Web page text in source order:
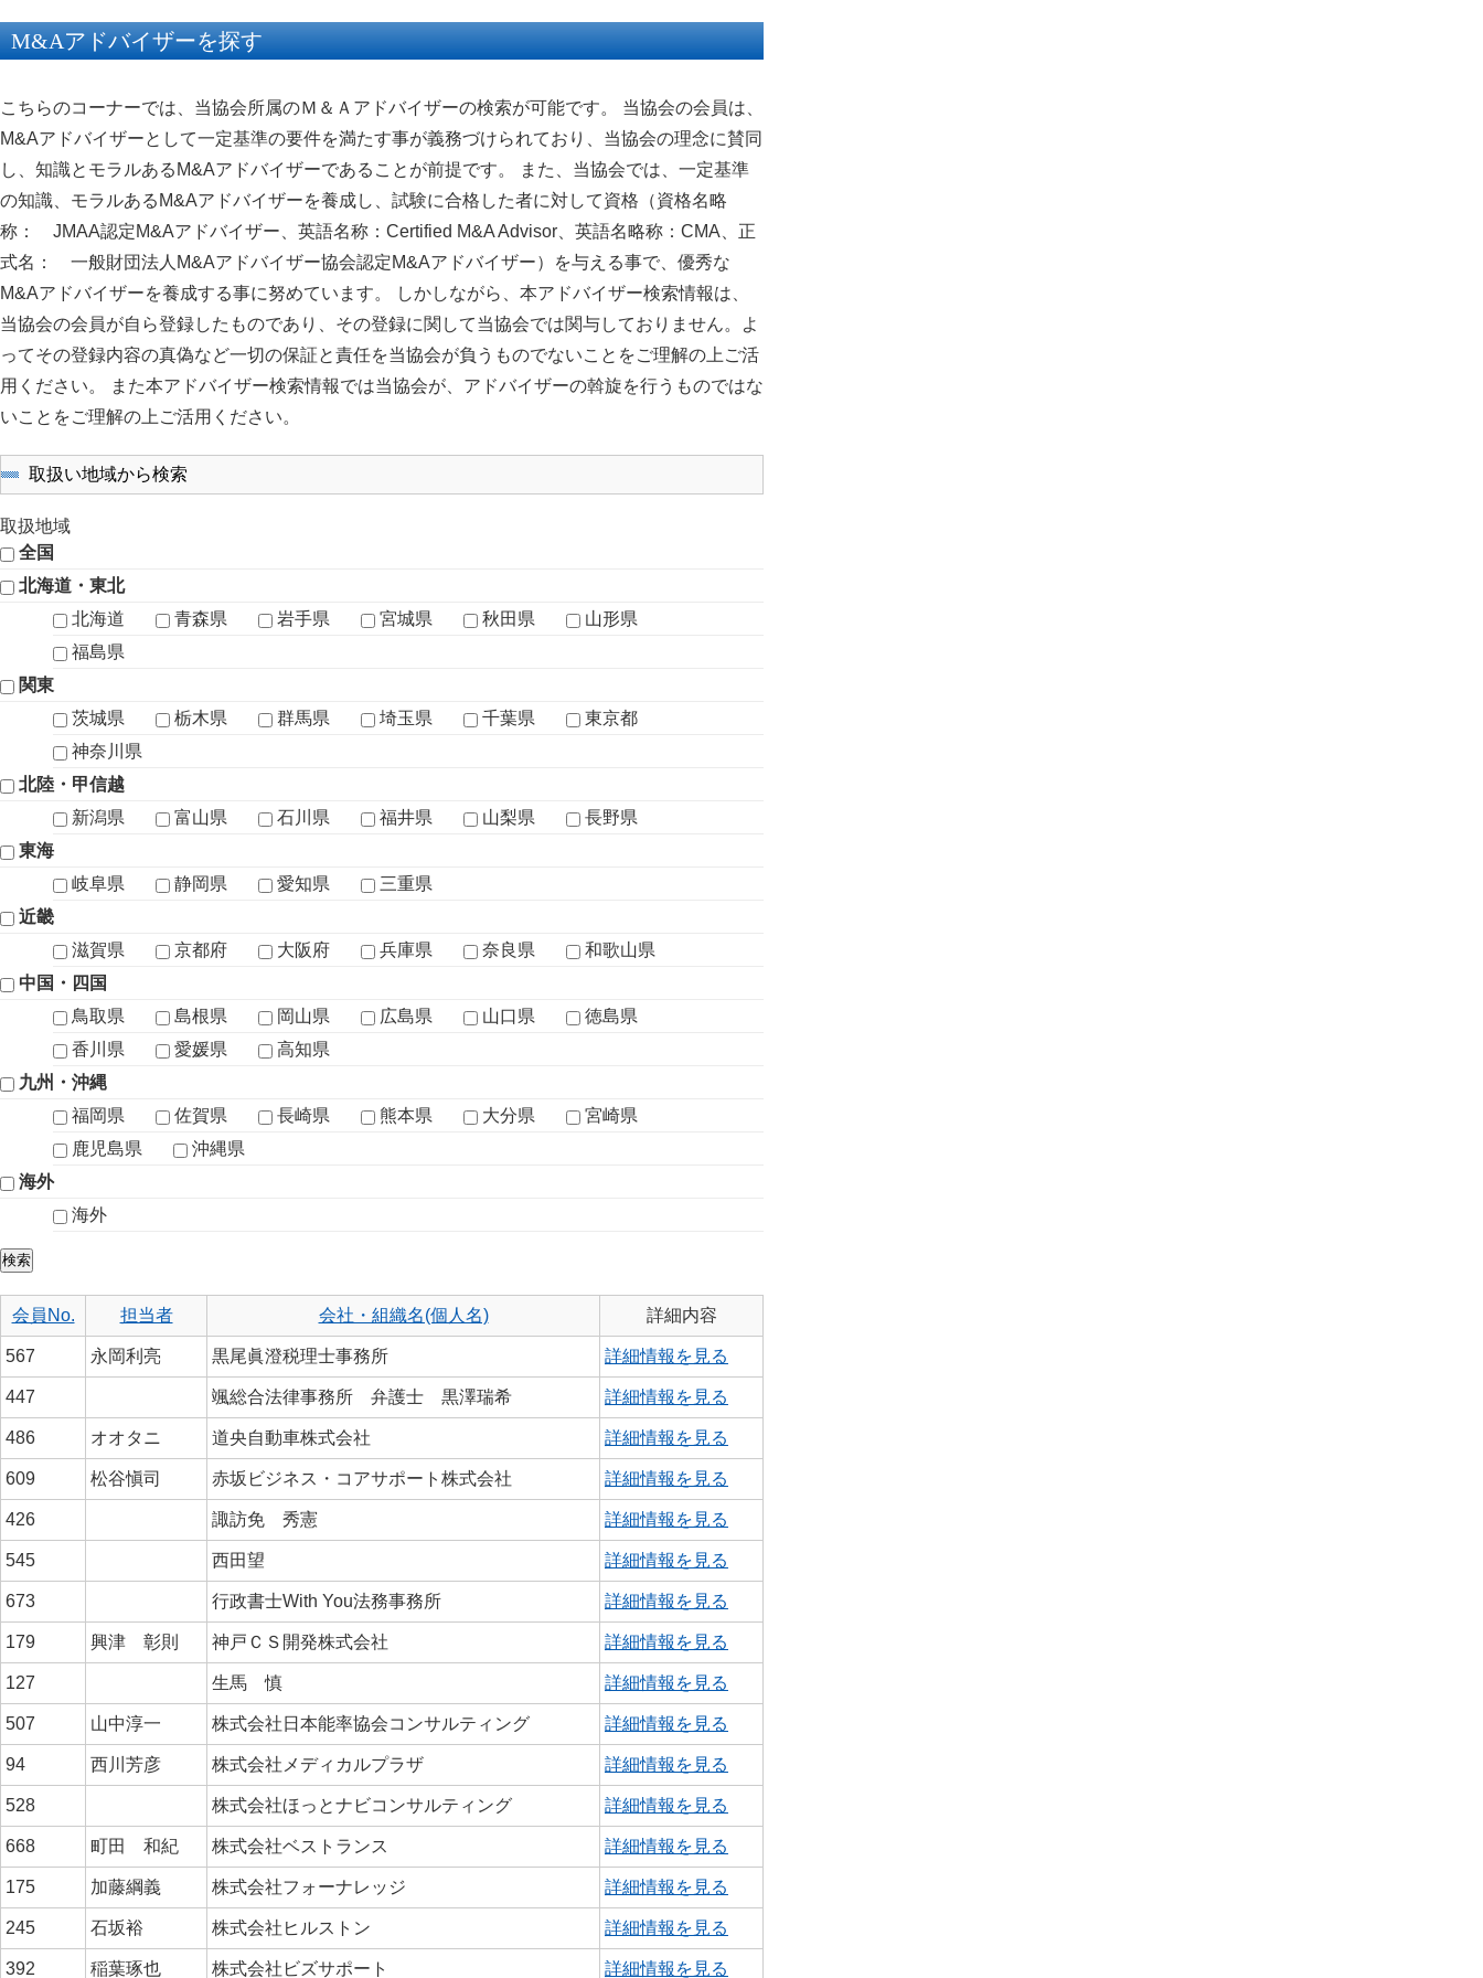
M&Aアドバイザーを探す
こちらのコーナーでは、当協会所属のＭ＆Ａアドバイザーの検索が可能です。 当協会の会員は、
M&Aアドバイザーとして一定基準の要件を満たす事が義務づけられており、当協会の理念に賛同
し、知識とモラルあるM&Aアドバイザーであることが前提です。 また、当協会では、一定基準
の知識、モラルあるM&Aアドバイザーを養成し、試験に合格した者に対して資格（資格名略
称： JMAA認定M&Aアドバイザー、英語名称：Certified M&A Advisor、英語名略称：CMA、正
式名： 一般財団法人M&Aアドバイザー協会認定M&Aアドバイザー）を与える事で、優秀な
M&Aアドバイザーを養成する事に努めています。 しかしながら、本アドバイザー検索情報は、
当協会の会員が自ら登録したものであり、その登録に関して当協会では関与しておりません。よ
ってその登録内容の真偽など一切の保証と責任を当協会が負うものでないことをご理解の上ご活
用ください。 また本アドバイザー検索情報では当協会が、アドバイザーの斡旋を行うものではな
いことをご理解の上ご活用ください。
取扱い地域から検索
取扱地域
全国
北海道・東北
北海道
青森県 岩手県 宮城県 秋田県
山形県
福島県
関東
茨城県
栃木県 群馬県 埼玉県 千葉県
東京都
神奈川県
北陸・甲信越
新潟県
富山県 石川県 福井県 山梨県
長野県
東海
岐阜県
静岡県 愛知県
三重県
近畿
滋賀県
京都府 大阪府 兵庫県 奈良県
和歌山県
中国・四国
鳥取県
島根県 岡山県 広島県 山口県
徳島県
香川県
愛媛県
高知県
九州・沖縄
福岡県
佐賀県 長崎県 熊本県 大分県
宮崎県
鹿児島県
沖縄県
海外
海外
会員No. 担当者 会社・組織名(個人名) 詳細内容
567 永岡利亮 黒尾眞澄税理士事務所 詳細情報を見る
447 颯総合法律事務所 弁護士 黒澤瑞希 詳細情報を見る
486 オオタニ 道央自動車株式会社 詳細情報を見る
609 松谷愼司 赤坂ビジネス・コアサポート株式会社 詳細情報を見る
426 諏訪免 秀憲 詳細情報を見る
545 西田望 詳細情報を見る
673 行政書士With You法務事務所 詳細情報を見る
179 興津 彰則 神戸ＣＳ開発株式会社 詳細情報を見る
127 生馬 慎 詳細情報を見る
507 山中淳一 株式会社日本能率協会コンサルティング 詳細情報を見る
94 西川芳彦 株式会社メディカルプラザ 詳細情報を見る
528 株式会社ほっとナビコンサルティング 詳細情報を見る
668 町田 和紀 株式会社ベストランス 詳細情報を見る
175 加藤綱義 株式会社フォーナレッジ 詳細情報を見る
245 石坂裕 株式会社ヒルストン 詳細情報を見る
392 稲葉琢也 株式会社ビズサポート 詳細情報を見る